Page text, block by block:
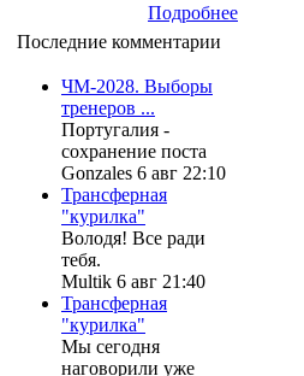
Подробнее
Последние комментарии
ЧМ-2028. Выборы
тренеров ...
Португалия -
сохранение поста
Gonzales 6 авг 22:10
Трансферная
"курилка"
Володя! Все ради
тебя.
Multik 6 авг 21:40
Трансферная
"курилка"
Мы сегодня
наговорили уже